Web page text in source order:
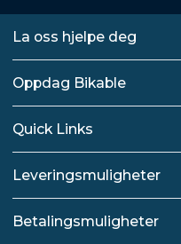
La oss hjelpe deg
Oppdag Bikable
Quick Links
Leveringsmuligheter
Betalingsmuligheter